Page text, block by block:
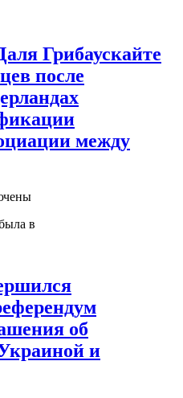
Грибаускайте
после
между
в
об
и